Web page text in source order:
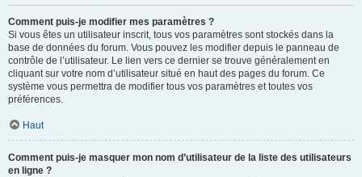
Comment puis-je modifier mes paramètres ?
Si vous êtes un utilisateur inscrit, tous vos paramètres sont stockés dans la
base de données du forum. Vous pouvez les modifier depuis le panneau de
contrôle de l’utilisateur. Le lien vers ce dernier se trouve généralement en
cliquant sur votre nom d’utilisateur situé en haut des pages du forum. Ce
système vous permettra de modifier tous vos paramètres et toutes vos
préférences.
Haut
Comment puis-je masquer mon nom d’utilisateur de la liste des utilisateurs
en ligne ?